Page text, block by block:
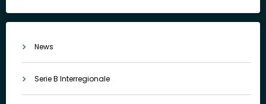
News
Serie B Interregionale